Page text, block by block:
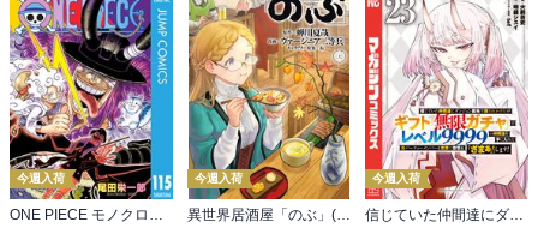
今週入荷
ONE PIECE モノクロ版 115
今週入荷
異世界居酒屋「のぶ」(22)
今週入荷
信じていた仲間達にダンジョン奥地で殺されかけたがギフト『無限ガチャ』でレベル９９９９の仲間達を手に入れて元パーティーメンバーと世界に復讐＆『ざまぁ！』します！（２３）